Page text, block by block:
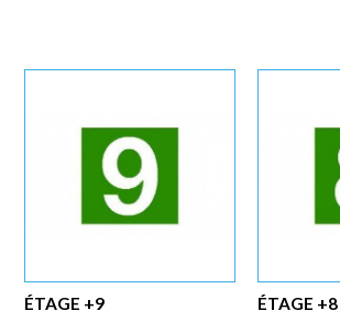
ÉTAGE +8
ÉTAGE +9